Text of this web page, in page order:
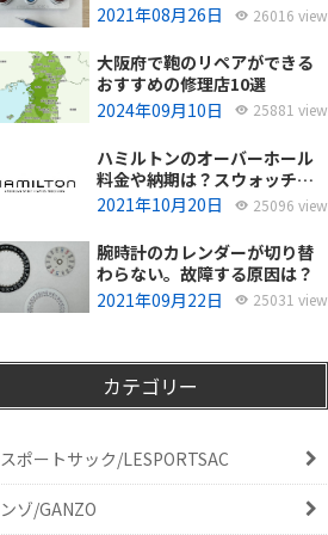
使ってるの？
2021年08月26日 26016 view
大阪府で鞄のリペアができる
おすすめの修理店10選
2024年09月10日
25881 view
ハミルトンのオーバーホール
料金や納期は？スウォッチグ
ループジャパンと修理専門店
2021年10月20日 25096 view
腕時計のカレンダーが切り替
わらない。故障する原因は？
2021年09月22日
25031 view
カテゴリー
ポートサック/LESPORTSAC
ゾ/GANZO